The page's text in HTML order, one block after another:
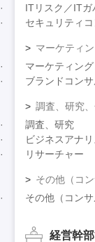
ITリスク／ITガ
セキュリティ
マーケティ
マーケティン
ブランドコン
調査、研究
調査、研究
ビジネスアナ
リサーチャー
その他（コン
その他（コンサ
経営幹